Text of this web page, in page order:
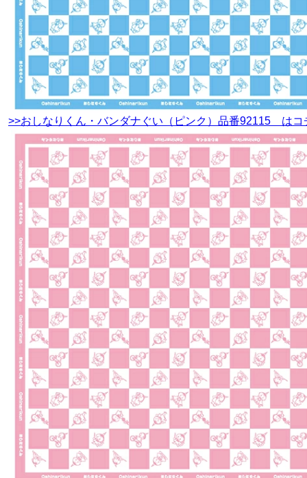
>>おしなりくん・バンダナぐい（ピンク）品番92115 はコ